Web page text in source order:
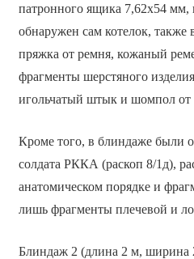
патронного ящика 7,62х54
обнаружен сам котелок,
пряжка от ремня, кожаный
фрагменты шерстяного
игольчатый штык и шомпол
Кроме того, в блиндаже были
солдата РККА (раскоп 8/1д),
анатомическом порядке и
лишь фрагменты плечевой и
Блиндаж 2 (длина 2 м, ширина